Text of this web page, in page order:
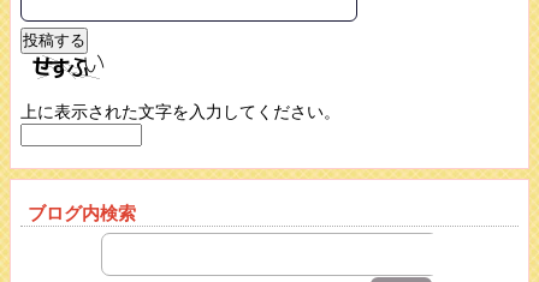
上に表示された文字を入力してください。
ブログ内検索